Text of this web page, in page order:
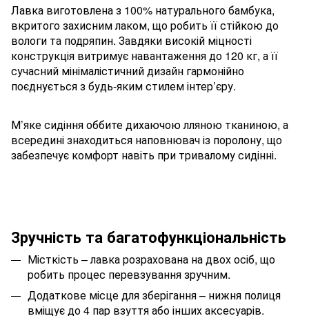
Лавка виготовлена з 100% натурального бамбука,
вкритого захисним лаком, що робить її стійкою до
вологи та подряпин. Завдяки високій міцності
конструкція витримує навантаження до 120 кг, а її
сучасний мінімалістичний дизайн гармонійно
поєднується з будь-яким стилем інтер’єру.
М’яке сидіння оббите дихаючою лляною тканиною, а
всередині знаходиться наповнювач із поролону, що
забезпечує комфорт навіть при тривалому сидінні.
Зручність та багатофункціональність
Місткість – лавка розрахована на двох осіб, що
робить процес перевзування зручним.
Додаткове місце для зберігання – нижня полиця
вміщує до 4 пар взуття або інших аксесуарів.